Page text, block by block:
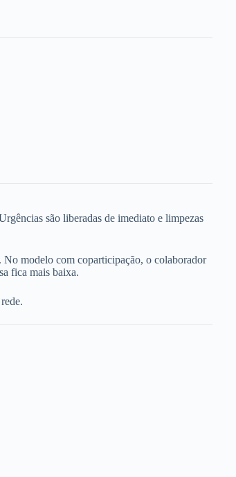
são liberadas de imediato e limpezas
No modelo com coparticipação, o colaborador
fica mais baixa.